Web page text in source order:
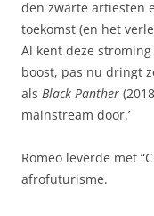
den zwarte artiesten
toekomst (en het
Al kent deze
boost, pas nu dringt
als Black Panther
mainstream door.’
Romeo leverde met
afrofuturisme.